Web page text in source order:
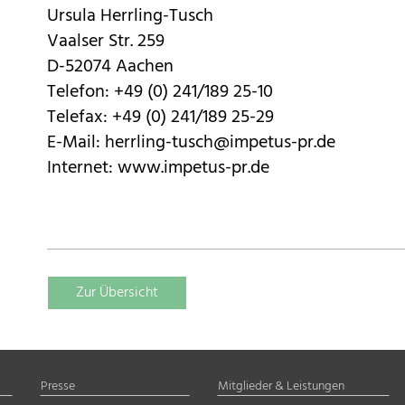
Ursula Herrling-Tusch
Vaalser Str. 259
D-52074 Aachen
Telefon: +49 (0) 241/189 25-10
Telefax: +49 (0) 241/189 25-29
E-Mail: herrling-tusch@impetus-pr.de
Internet: www.impetus-pr.de
Zur Übersicht
Presse
Mitglieder & Leistungen